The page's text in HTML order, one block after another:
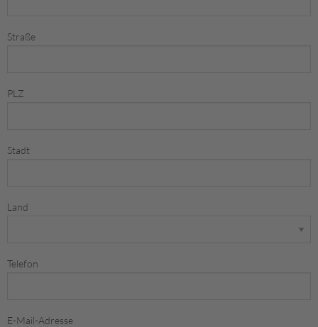
Straße
PLZ
Stadt
Land
Telefon
E-Mail-Adresse